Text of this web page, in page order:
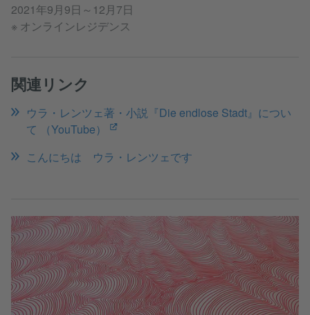
2021年9月9日～12月7日
※ オンラインレジデンス
関連リンク
ウラ・レンツェ著・小説『Die endlose Stadt』につい
て （YouTube）
こんにちは ウラ・レンツェです